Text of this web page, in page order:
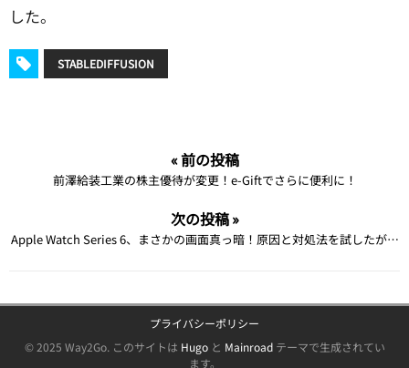
した。
STABLEDIFFUSION
« 前の投稿
前澤給装工業の株主優待が変更！e-Giftでさらに便利に！
次の投稿 »
Apple Watch Series 6、まさかの画面真っ暗！原因と対処法を試したが…
プライバシーポリシー
© 2025 Way2Go. このサイトは Hugoと Mainroadテーマで生成されてい
ます。